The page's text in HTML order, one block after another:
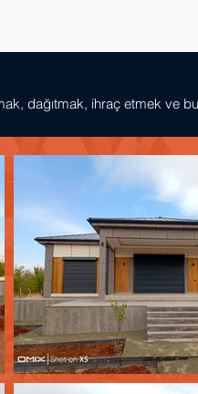
dağıtmak, ihraç etmek ve